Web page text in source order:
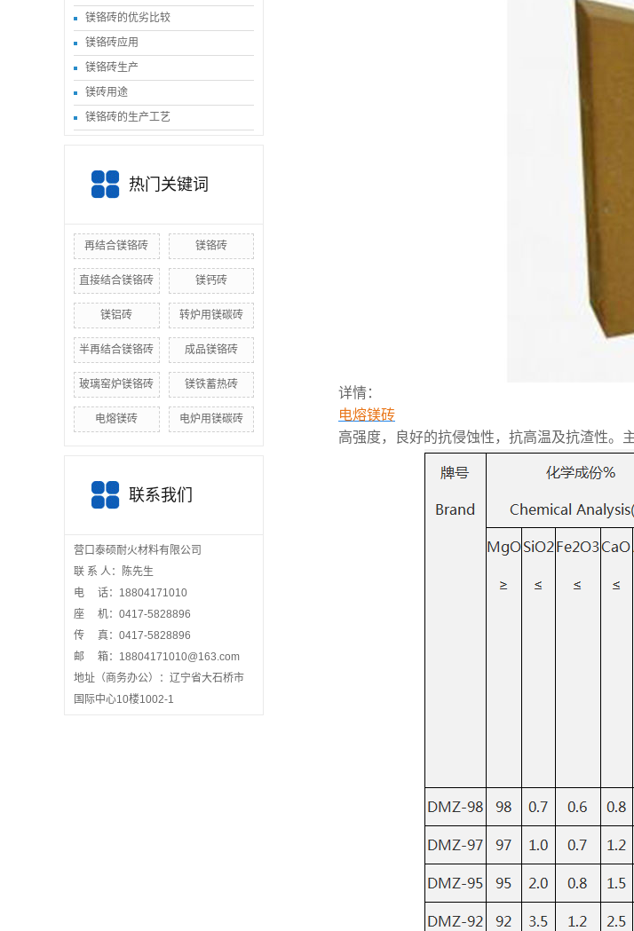
镁铬砖的优劣比较
镁铬砖应用
镁铬砖生产
镁砖用途
镁铬砖的生产工艺
热门关键词
再结合镁铬砖 镁铬砖
直接结合镁铬砖 镁钙砖
镁铝砖 转炉用镁碳砖
半再结合镁铬砖 成品镁铬砖
玻璃窑炉镁铬砖 镁铁蓄热砖
电熔镁砖 电炉用镁碳砖
联系我们
营口泰硕耐火材料有限公司
联 系 人：陈先生
电 话：18804171010
座 机：0417-5828896
传 真：0417-5828896
邮 箱：18804171010@163.com
地址（商务办公）：辽宁省大石桥市
国际中心10楼1002-1
详情：
电熔镁砖
高强度，良好的抗侵蚀性，抗高温及抗渣性。